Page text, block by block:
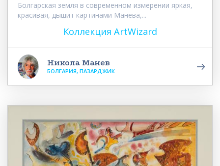
Болгарская земля в современном измерении яркая,
красивая, дышит картинами Манева,...
Коллекция ArtWizard
Никола Манев
БОЛГАРИЯ, ПАЗАРДЖИК